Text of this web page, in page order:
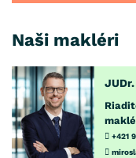
Naši makléri
+421